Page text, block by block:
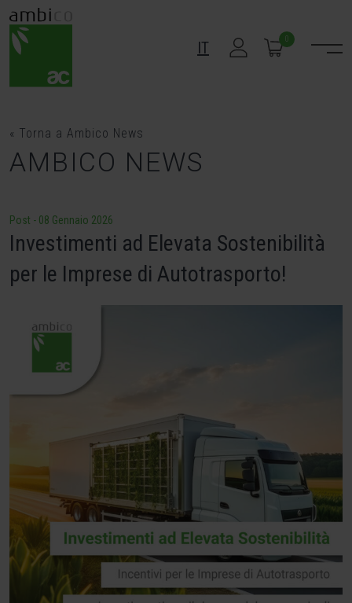
Skip
content
IT 0
« Torna a Ambico News
AMBICO NEWS
Post - 08 Gennaio 2026
Investimenti ad Elevata Sostenibilità
per le Imprese di Autotrasporto!